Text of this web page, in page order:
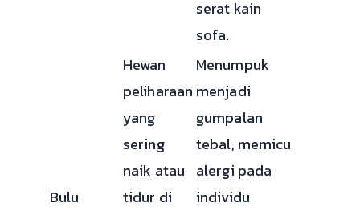
serat kain
sofa.
Bulu
Hewan
peliharaan
yang
sering
naik atau
tidur di
Menumpuk
menjadi
gumpalan
tebal, memicu
alergi pada
individu